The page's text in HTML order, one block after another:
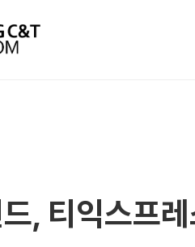
, 티익스프